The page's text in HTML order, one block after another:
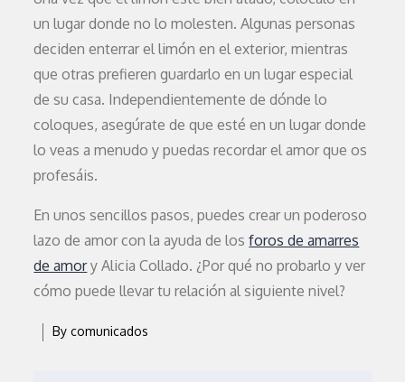
un lugar donde no lo molesten. Algunas personas
deciden enterrar el limón en el exterior, mientras
que otras prefieren guardarlo en un lugar especial
de su casa. Independientemente de dónde lo
coloques, asegúrate de que esté en un lugar donde
lo veas a menudo y puedas recordar el amor que os
profesáis.
En unos sencillos pasos, puedes crear un poderoso
lazo de amor con la ayuda de losforos de amarres
de amory Alicia Collado. ¿Por qué no probarlo y ver
cómo puede llevar tu relación al siguiente nivel?
Bycomunicados